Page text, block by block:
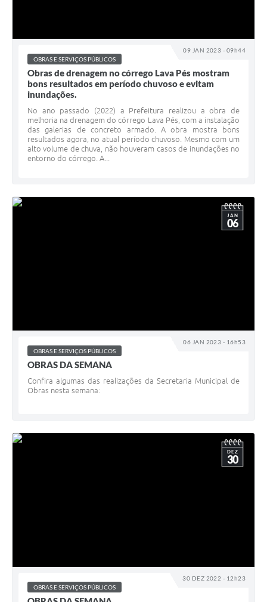
09 JAN 2023 - 09h44
OBRAS E SERVIÇOS PÚBLICOS
Obras de drenagem no córrego Lava Pés mostram
bons resultados em período chuvoso e evitam
inundações.
No ano passado (2022) a Prefeitura realizou a obra de
melhoria na drenagem do córrego Lava Pés, com a instalação
das galerias de concreto armado. A obra mostra bons
resultados agora, no atual período chuvoso. Mesmo com um
alto volume de chuva, não houveram casos de inundações no
entorno do córrego. A...
06 JAN 2023 - 16h53
JAN
06
OBRAS E SERVIÇOS PÚBLICOS
OBRAS DA SEMANA
Confira algumas das realizações da Secretaria Municipal de
Obras nesta semana:
30 DEZ 2022 - 12h23
DEZ
30
OBRAS E SERVIÇOS PÚBLICOS